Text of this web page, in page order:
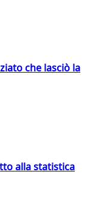
che lasciò la
alla statistica